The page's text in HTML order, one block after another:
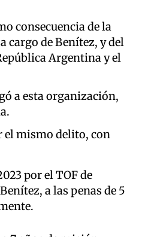
consecuencia de la
cargo de Benítez, y del
Argentina y el
a esta organización,
el mismo delito, con
por el TOF de
a las penas de 5